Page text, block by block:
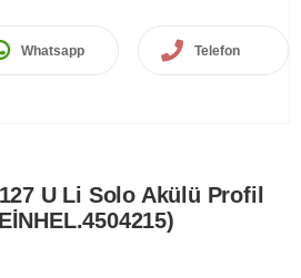
Whatsapp Telefon
U Li Solo Akülü Profil